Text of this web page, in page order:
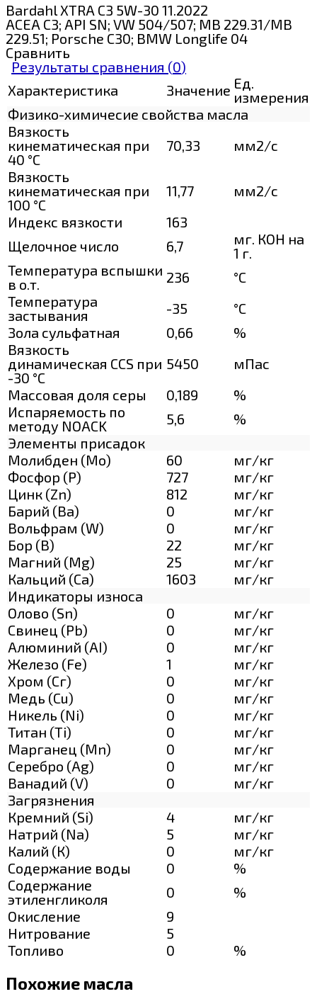
Bardahl XTRA C3 5W-30 11.2022
ACEA C3; API SN; VW 504/507; MB 229.31/MB
229.51; Porsche C30; BMW Longlife 04
Сравнить
Результаты сравнения (0)
Характеристика
Значение Ед.
измерения
Физико-химичесие свойства масла
Вязкость
кинематическая при
40 °С
70,33
мм2/с
Вязкость
кинематическая при
100 °С
11,77
мм2/с
Индекс вязкости
163
Щелочное число
6,7
мг. КОН на
1 г.
Температура вспышки
в о.т.
236
°C
Температура
застывания
-35
°C
Зола сульфатная
0,66
%
Вязкость
динамическая CCS при
-30 °С
5450
мПас
Массовая доля серы
0,189
%
Испаряемость по
методу NOACK
5,6
%
Элементы присадок
Молибден (Мо)
60
мг/кг
Фосфор (Р)
727
мг/кг
Цинк (Zn)
812
мг/кг
Барий (Ва)
0
мг/кг
Вольфрам (W)
0
мг/кг
Бор (В)
22
мг/кг
Магний (Mg)
25
мг/кг
Кальций (Са)
1603
мг/кг
Индикаторы износа
Олово (Sn)
0
мг/кг
Свинец (Pb)
0
мг/кг
Алюминий (AI)
0
мг/кг
Железо (Fe)
1
мг/кг
Хром (Сг)
0
мг/кг
Медь (Cu)
0
мг/кг
Никель (Ni)
0
мг/кг
Титан (Ti)
0
мг/кг
Марганец (Mn)
0
мг/кг
Серебро (Ag)
0
мг/кг
Ванадий (V)
0
мг/кг
Загрязнения
Кремний (Si)
4
мг/кг
Натрий (Na)
5
мг/кг
Калий (К)
0
мг/кг
Содержание воды
0
%
Содержание
этиленгликоля
0
%
Окисление
9
Нитрование
5
Топливо
0 %
Похожие масла